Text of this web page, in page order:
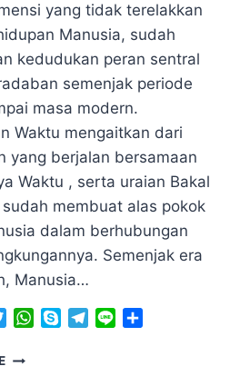
yang tidak terelakkan
Manusia, sudah
kedudukan peran sentral
semenjak periode
masa modern.
Waktu mengaitkan dari
yang berjalan bersamaan
Waktu , serta uraian Bakal
membuat alas pokok
dalam berhubungan
Semenjak era
Manusia…
TwitterWhatsApp
SkypeTelegram
Line
SEJARAH